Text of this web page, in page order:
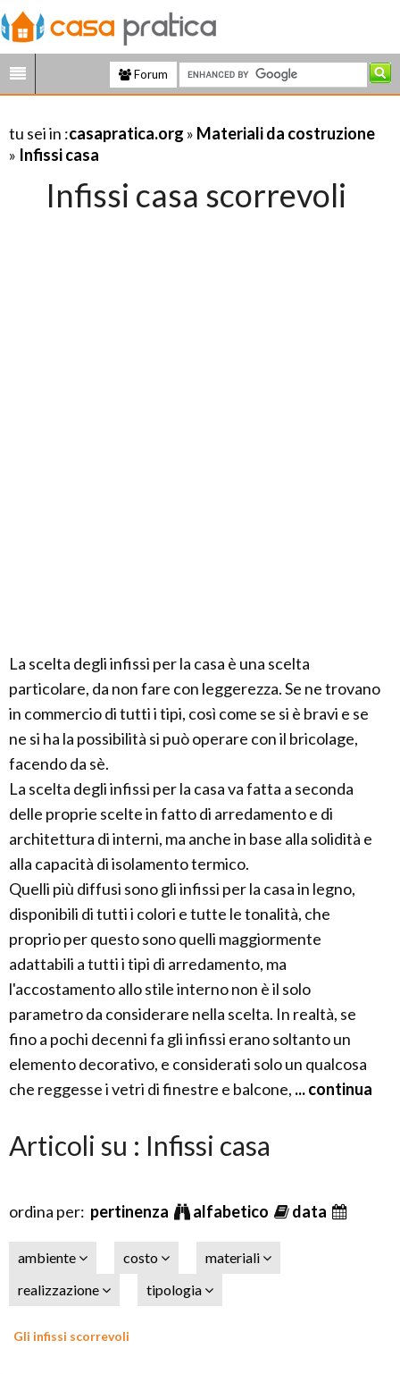
Forum
tu sei in :casapratica.org » Materiali da costruzione
» Infissi casa
Infissi casa scorrevoli
La scelta degli infissi per la casa è una scelta
particolare, da non fare con leggerezza. Se ne trovano
in commercio di tutti i tipi, così come se si è bravi e se
ne si ha la possibilità si può operare con il bricolage,
facendo da sè.
La scelta degli infissi per la casa va fatta a seconda
delle proprie scelte in fatto di arredamento e di
architettura di interni, ma anche in base alla solidità e
alla capacità di isolamento termico.
Quelli più diffusi sono gli infissi per la casa in legno,
disponibili di tutti i colori e tutte le tonalità, che
proprio per questo sono quelli maggiormente
adattabili a tutti i tipi di arredamento, ma
l'accostamento allo stile interno non è il solo
parametro da considerare nella scelta. In realtà, se
fino a pochi decenni fa gli infissi erano soltanto un
elemento decorativo, e considerati solo un qualcosa
che reggesse i vetri di finestre e balcone, ... continua
Articoli su : Infissi casa
ordina per: pertinenza alfabetico data
ambiente costo
materiali
realizzazione
tipologia
Gli infissi scorrevoli